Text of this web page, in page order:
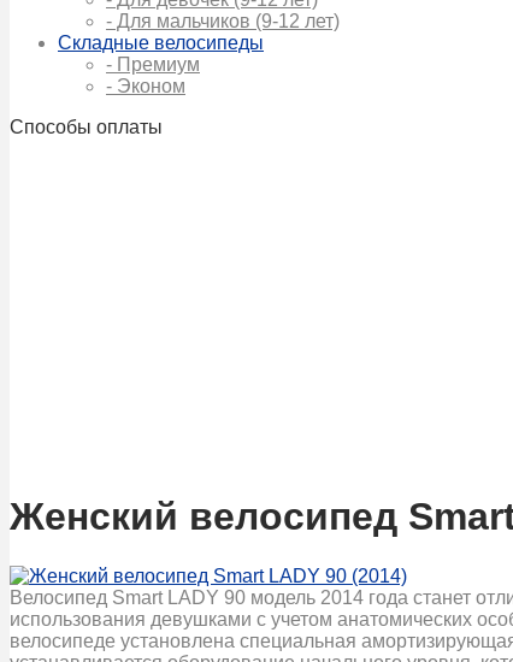
- Для мальчиков (9-12 лет)
Складные велосипеды
- Премиум
- Эконом
Способы оплаты
Женский велосипед
Велосипед Smart LADY 90 модель 2014 года станет
использования девушками с учетом анатомических
велосипеде установлена специальная